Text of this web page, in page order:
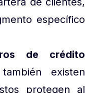
específico
de crédito
existen
protegen al